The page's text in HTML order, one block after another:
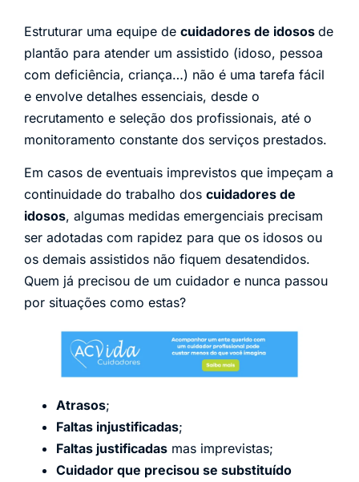
Estruturar uma equipe de cuidadores de idosos de
plantão para atender um assistido (idoso, pessoa
com deficiência, criança…) não é uma tarefa fácil
e envolve detalhes essenciais, desde o
recrutamento e seleção dos profissionais, até o
monitoramento constante dos serviços prestados.
Em casos de eventuais imprevistos que impeçam a
continuidade do trabalho dos cuidadores de
idosos, algumas medidas emergenciais precisam
ser adotadas com rapidez para que os idosos ou
os demais assistidos não fiquem desatendidos.
Quem já precisou de um cuidador e nunca passou
por situações como estas?
Atrasos;
Faltas injustificadas;
Faltas justificadas mas imprevistas;
Cuidador que precisou se substituído